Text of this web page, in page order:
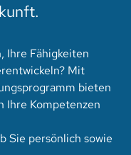
Ihre Fähigkeiten
Mit
bieten
Ihre Kompetenzen
Sie persönlich sowie